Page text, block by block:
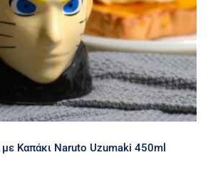
Καπάκι Naruto Uzumaki 450ml